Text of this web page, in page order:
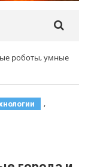
роботы, умные
,